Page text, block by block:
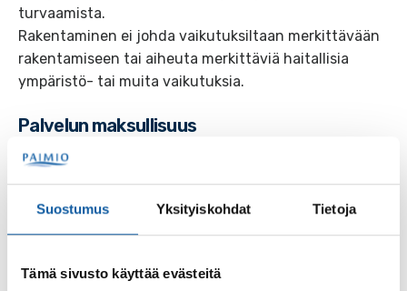
Suostumus Yksityiskohdat Tietoja
Tämä sivusto käyttää evästeitä
turvaamista.
Rakentaminen ei johda vaikutuksiltaan merkittävään
rakentamiseen tai aiheuta merkittäviä haitallisia
ympäristö- tai muita vaikutuksia.
Palvelun maksullisuus
Palvelu on maksullinen
Asiointikanavat
Verkkoasiointi